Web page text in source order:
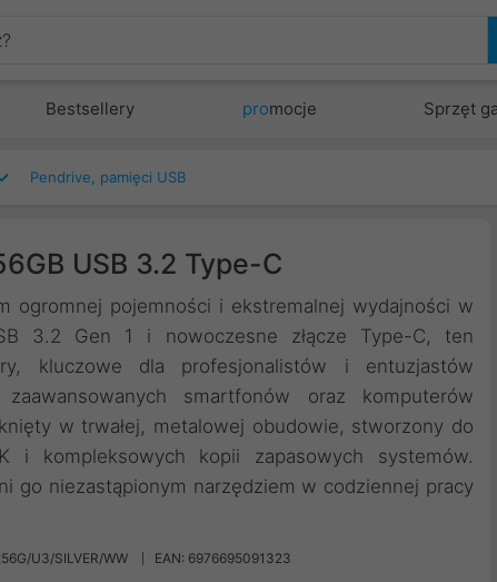
Bestsellery promocje Sprzęt
Pendrive, pamięci USB
USB 3.2 Type-C
ogromnej pojemności i ekstremalnej wydajności w
3.2 Gen 1 i nowoczesne złącze Type-C, ten
kluczowe dla profesjonalistów i entuzjastów
smartfonów oraz komputerów
w trwałej, metalowej obudowie, stworzony do
i kompleksowych kopii zapasowych systemów.
go niezastąpionym narzędziem w codziennej pracy
U3/SILVER/WW EAN: 6976695091323